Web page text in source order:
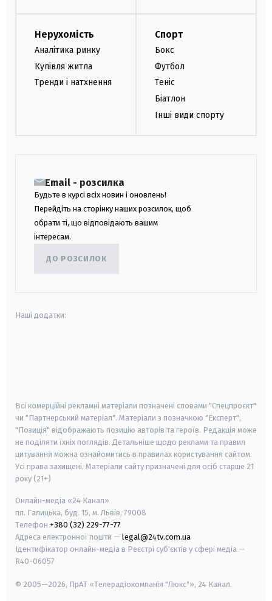
Нерухомість
Аналітика ринку
Купівля житла
Тренди і натхнення
Спорт
Бокс
Футбол
Теніс
Біатлон
Інші види спорту
Email - розсилка
Будьте в курсі всіх новин і оновлень!
Перейдіть на сторінку наших розсилок, щоб
обрати ті, що відповідають вашим
інтересам.
ДО РОЗСИЛОК
Наші додатки:
Всі комерційні рекламні матеріали позначені словами "Спецпроєкт"
чи "Партнерський матеріал". Матеріали з позначкою "Експерт",
"Позиція" відображають позицію авторів та героїв. Редакція може
не поділяти їхніх поглядів. Детальніше щодо реклами та правил
цитування можна ознайомитись в правилах користування сайтом.
Усі права захищені. Матеріали сайту призначені для осіб старше 21
року (21+)
Онлайн-медіа «24 Канал»
пл. Галицька, буд. 15, м. Львів, 79008
Телефон +380 (32) 229-77-77
Адреса електронної пошти — legal@24tv.com.ua
Ідентифікатор онлайн-медіа в Реєстрі суб'єктів у сфері медіа —
R40-06057
© 2005—2026, ПрАТ «Телерадіокомпанія "Люкс"», 24 Канал.